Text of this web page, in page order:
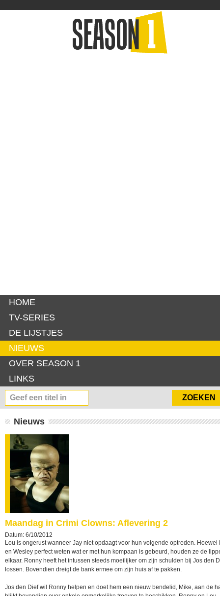
HOME
TV-SERIES
DE LIJSTJES
NIEUWS
OVER SEASON 1
LINKS
Nieuws
Maandag in Crimi Clowns: Aflevering 2
Datum: 6/10/2012
Lou is ongerust wanneer Jay niet opdaagt voor hun volgende optreden. Hoewel
en Wesley perfect weten wat er met hun kompaan is gebeurd, houden ze de
elkaar. Ronny heeft het intussen steeds moeilijker om zijn schulden bij Jos den
lossen. Bovendien dreigt de bank ermee om zijn huis af te pakken.
Jos den Dief wil Ronny helpen en doet hem een nieuw bendelid, Mike, aan de